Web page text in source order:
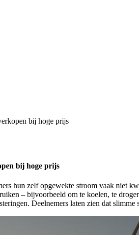
bij hoge prijs
bij hoge prijs
hun zelf opgewekte stroom vaak niet
– bijvoorbeeld om te koelen, te
Deelnemers laten zien dat